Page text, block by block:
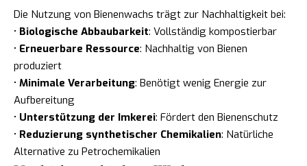
Die Nutzung von Bienenwachs trägt zur Nachhaltigkeit bei:
• Biologische Abbaubarkeit: Vollständig kompostierbar
• Erneuerbare Ressource: Nachhaltig von Bienen
produziert
• Minimale Verarbeitung: Benötigt wenig Energie zur
Aufbereitung
• Unterstützung der Imkerei: Fördert den Bienenschutz
• Reduzierung synthetischer Chemikalien: Natürliche
Alternative zu Petrochemikalien